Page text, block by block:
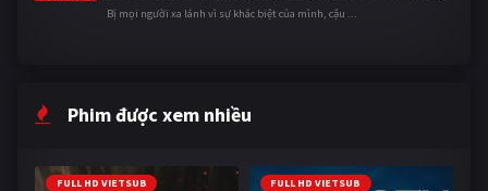
Bị mọi người xa lánh vì sự khác biệt của mình, cậu ...
Phim được xem nhiều
FULL HD VIETSUB FULL HD VIETSUB